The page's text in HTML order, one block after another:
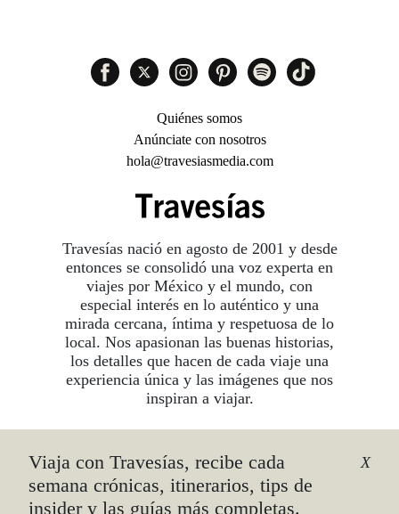
Viaja con Travesías, recibe cada
semana crónicas, itinerarios, tips de
insider y las guías más completas.
X
Travesías nació en agosto de 2001 y desde
entonces se consolidó una voz experta en
viajes por México y el mundo, con
especial interés en lo auténtico y una
mirada cercana, íntima y respetuosa de lo
local. Nos apasionan las buenas historias,
los detalles que hacen de cada viaje una
experiencia única y las imágenes que nos
inspiran a viajar.
Quiénes somos
Anúnciate con nosotros
hola@travesiasmedia.com
©2026 DERECHOS RESERVADOS.
TRAVESÍAS ES UNA MARCA REGISTRADA
AVISO DE PRIVACIDAD